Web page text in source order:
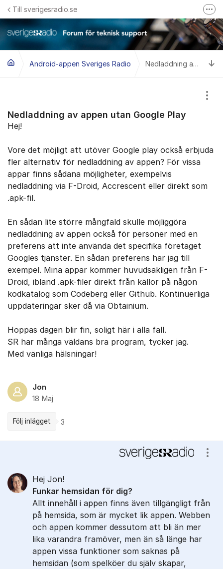
Hoppa till innehåll
Till sverigesradio.se
Frågor & svar om Sveriges Radio
Felanmäl problem med radiomottagning hos Teracom
Android-appen Sveriges Radio Nedladdning av appen utan Google Play
Nedladdning av appen utan Google Play
Hej!
Vore det möjligt att utöver Google play också erbjuda
fler alternativ för nedladdning av appen? För vissa
appar finns sådana möjligheter, exempelvis
nedladdning via F-Droid, Accrescent ​eller direkt som ​
.apk-fil.
En sådan lite större mångfald skulle möjliggöra
nedladdning av appen också för personer med en
preferens att inte använda det specifika företaget
Googles tjänster. En sådan preferens har jag till
exempel. Mina appar kommer huvudsakligen från F-
Droid, ibland ​.apk-filer direkt från källor på någon
kodkatalog som Codeberg eller Github. Kontinuerliga
uppdateringar sker då via Obtainium.
​Hoppas dagen blir fin, soligt här i alla fall.
SR har många väldans bra program, tycker jag.
Med vänliga hälsningar!
Jon
18 Maj
Följ inlägget 3
Hej Jon!
Funkar hemsidan för dig?
Allt innehåll i appen finns även tillgängligt från
på hemsida, som är mycket lik appen. Webben
och appen kommer dessutom att bli än mer
lika varandra framöver, men än så länge har
appen vissa funktioner som saknas på
hemsidan (som spelköer du själv skapar,